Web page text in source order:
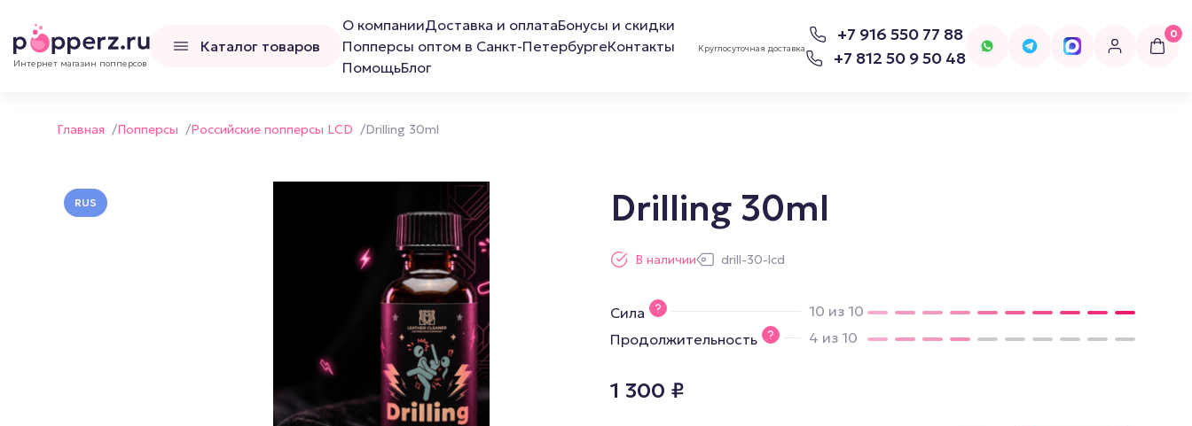
Интернет магазин попперсов
Каталог товаров
О компанииДоставка и оплатаБонусы и скидки
Попперсы оптом в Санкт-ПетербургеКонтакты
ПомощьБлог
Круглосуточная доставка
+7 916 550 77 88
+7 812 50 9 50 48
0
Наборы попперсов
Расслабляющая смазка
Обезболивающая смазка
Смазка для фистинга
Главная /Попперсы /Российские попперсы LCD /Drilling 30ml
RUS Drilling 30ml
В наличии drill-30-lcd
Сила
10 из 10
Продолжительность
4 из 10
1 300 ₽